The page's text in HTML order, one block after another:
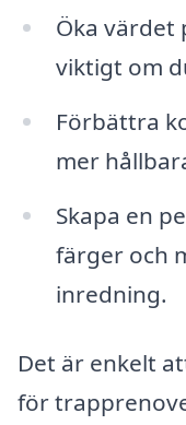
Öka värdet
viktigt om
Förbättra
mer
Skapa en
färger och
inredning.
Det är enkelt
för